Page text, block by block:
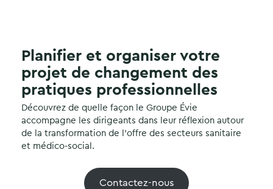
Planifier et organiser votre
projet de changement des
pratiques professionnelles
Découvrez de quelle façon le Groupe Évie
accompagne les dirigeants dans leur réflexion autour
de la transformation de l’offre des secteurs sanitaire
et médico-social.
Contactez-nous